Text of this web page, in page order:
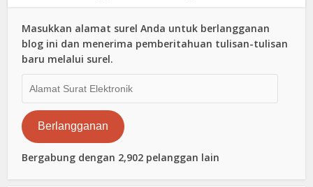
Masukkan alamat surel Anda untuk berlangganan
blog ini dan menerima pemberitahuan tulisan-tulisan
baru melalui surel.
Surat
Elektronik
Berlangganan
Bergabung dengan 2,902 pelanggan lain